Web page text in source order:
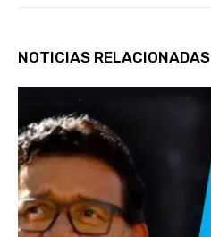
NOTICIAS RELACIONADAS